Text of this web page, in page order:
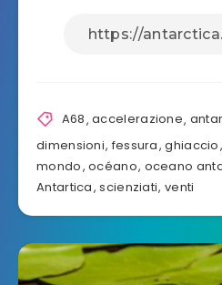
A68,accelerazione,
dimensioni, fessura,ghiaccio
mondo,océano, oceano
Antartica,scienziati, venti